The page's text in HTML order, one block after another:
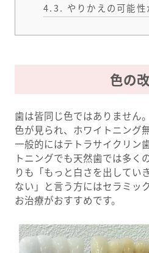
4.3. やりかえの可能性
色の
歯は皆同じ色ではありません
色が見られ、ホワイトニング
一般的にはテトラサイクリン
トニングでも天然歯では多く
りも「もっと白さを出してい
ない」と言う方にはセラミッ
お治療がおすすめです。